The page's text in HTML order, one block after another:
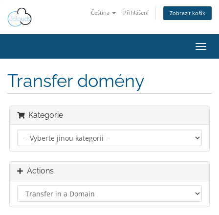
Čeština Přihlášení Zobrazit košík
Transfer domény
Kategorie
Actions